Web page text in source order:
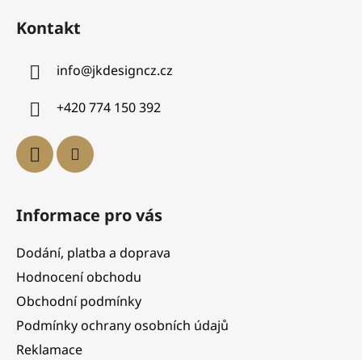
Kontakt
info@jkdesigncz.cz
+420 774 150 392
Informace pro vás
Dodání, platba a doprava
Hodnocení obchodu
Obchodní podmínky
Podmínky ochrany osobních údajů
Reklamace